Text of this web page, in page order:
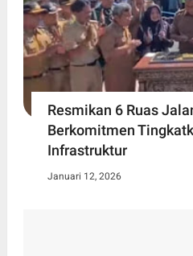
Resmikan 6 Ruas
Berkomitmen
Infrastruktur
Januari 12, 2026